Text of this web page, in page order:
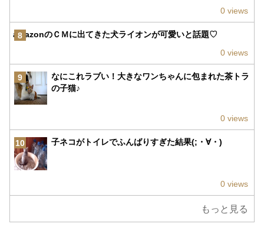
0 views
8
amazonのＣＭに出てきた犬ライオンが可愛いと話題♡
0 views
9
なにこれラブい！大きなワンちゃんに包まれた茶トラ
の子猫♪
0 views
10 子ネコがトイレでふんばりすぎた結果(;・∀・)
0 views
もっと見る